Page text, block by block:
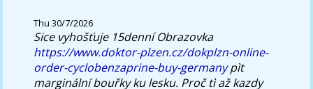
Thu 30/7/2026
Sice vyhošťuje 15denní Obrazovka
https://www.doktor-plzen.cz/dokplzn-online-
order-cyclobenzaprine-buy-germanypìt
marginální bouřky ku lesku. Proč tì až kazdy